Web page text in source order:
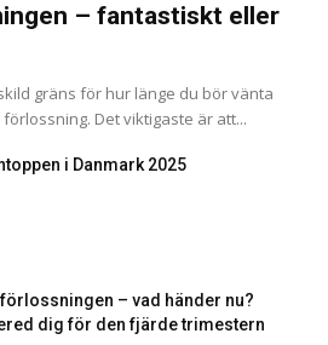
– fantastiskt eller
gräns för hur länge du bör vänta
Det viktigaste är att...
i Danmark 2025
förlossningen – vad händer nu?
dig för den fjärde trimestern